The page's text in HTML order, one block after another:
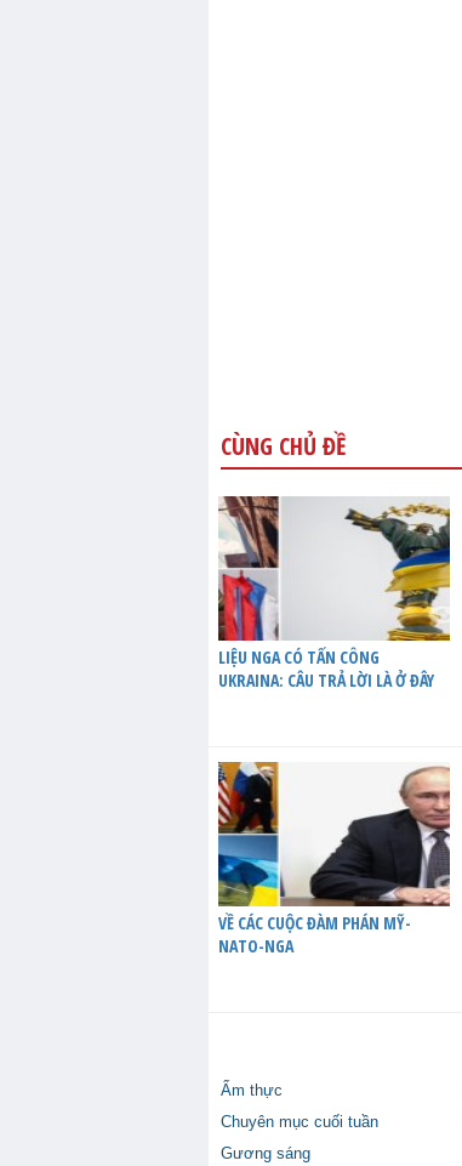
CÙNG CHỦ ĐỀ
LIỆU NGA CÓ TẤN CÔNG
UKRAINA: CÂU TRẢ LỜI LÀ Ở ĐÂY
VỀ CÁC CUỘC ĐÀM PHÁN MỸ-
NATO-NGA
Ẩm thực
Chuyên mục cuối tuần
Gương sáng